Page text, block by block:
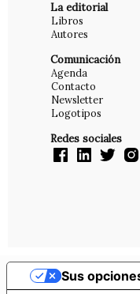
La editorial
Libros
Autores
Comunicación
Agenda
Contacto
Newsletter
Logotipos
Redes sociales
Sus